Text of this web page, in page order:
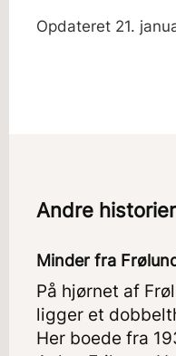
Opdateret 21.
Andre historier
Minder fra
På hjørnet af
ligger et
Her boede fra